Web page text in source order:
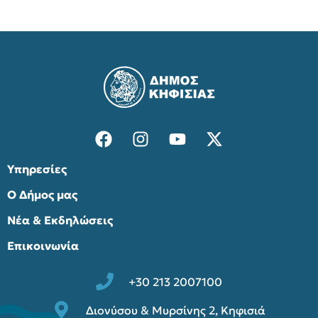
Υπηρεσίες
Ο Δήμος μας
Νέα & Εκδηλώσεις
Επικοινωνία
+30 213 2007100
Διονύσου & Μυρσίνης 2, Κηφισιά